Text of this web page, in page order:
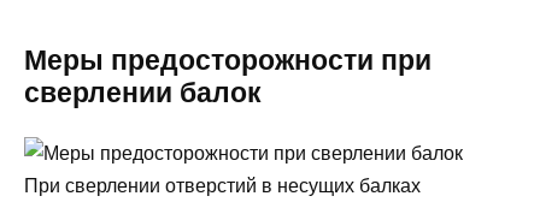
Меры предосторожности при
сверлении балок
При сверлении отверстий в несущих балках